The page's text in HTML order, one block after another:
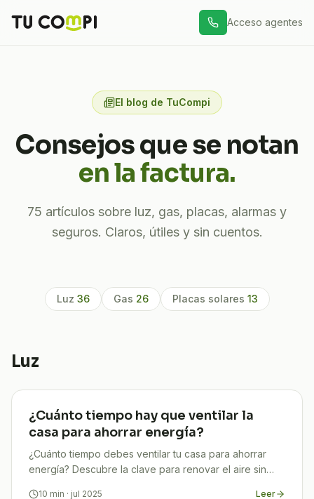
Acceso agentes
El blog de TuCompi
Consejos que se notan
en la factura.
75 artículos sobre luz, gas, placas, alarmas y
seguros. Claros, útiles y sin cuentos.
Luz 36 Gas 26 Placas solares 13
Luz
¿Cuánto tiempo hay que ventilar la
casa para ahorrar energía?
¿Cuánto tiempo debes ventilar tu casa para ahorrar
energía? Descubre la clave para renovar el aire sin
10 min · jul 2025 Leer